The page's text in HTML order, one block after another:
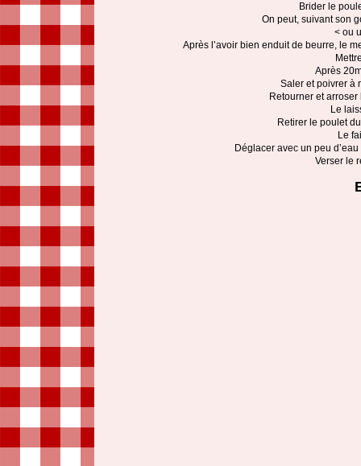
Brider le
On peut, suivant son
< ou
Après l’avoir bien enduit de beurre, le
Après
Saler et poivrer à
Retourner et
Le
Retirer le poulet
Le
Déglacer avec un peu
Verser le